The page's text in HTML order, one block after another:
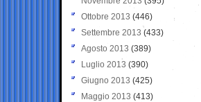
Ottobre 2013 (446)
Settembre 2013 (433)
Agosto 2013 (389)
Luglio 2013 (390)
Giugno 2013 (425)
Maggio 2013 (413)